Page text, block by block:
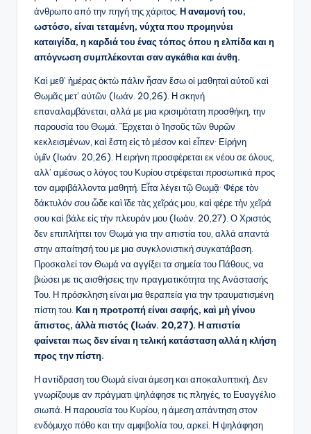
άνθρωπο από την πηγή της χάριτος. Η αναμονή του,
ωστόσο, είναι τεταμένη, νύχτα που προμηνύει
καταιγίδα, η καρδιά του ένας τόπος όπου η ελπίδα και η
απόγνωση συμπλέκονται σαν αγκάθια και άνθη.
Καὶ μεθ’ ἡμέρας ὀκτὼ πάλιν ἦσαν ἔσω οἱ μαθηταὶ αὐτοῦ καὶ
Θωμᾶς μετ’ αὐτῶν (Ιωάν. 20,26). Η σκηνή
επαναλαμβάνεται, αλλά με μια κρισιμότατη προσθήκη, την
παρουσία του Θωμά. Ἔρχεται ὁ Ἰησοῦς τῶν θυρῶν
κεκλεισμένων, καὶ ἔστη εἰς τὸ μέσον καὶ εἶπεν· Εἰρήνη
ὑμῖν (Ιωάν. 20,26). Η ειρήνη προσφέρεται εκ νέου σε όλους,
αλλ’ αμέσως ο λόγος του Κυρίου στρέφεται προσωπικά προς
τον αμφιβάλλοντα μαθητή. Εἶτα λέγει τῷ Θωμᾷ· Φέρε τὸν
δάκτυλόν σου ὧδε καὶ ἴδε τὰς χεῖράς μου, καὶ φέρε τὴν χεῖρά
σου καὶ βάλε εἰς τὴν πλευράν μου (Ιωάν. 20,27). Ο Χριστός
δεν επιπλήττει τον Θωμά για την απιστία του, αλλά απαντά
στην απαίτησή του με μια συγκλονιστική συγκατάβαση.
Προσκαλεί τον Θωμά να αγγίξει τα σημεία του Πάθους, να
βιώσει με τις αισθήσεις την πραγματικότητα της Ανάστασής
Του. Η πρόσκληση είναι μια θεραπεία για την τραυματισμένη
πίστη του. Και η προτροπή είναι σαφής, καὶ μὴ γίνου
ἄπιστος, ἀλλὰ πιστός (Ιωάν. 20,27). Η απιστία
φαίνεται πως δεν είναι η τελική κατάσταση αλλά η κλήση
προς την πίστη.
Η αντίδραση του Θωμά είναι άμεση και αποκαλυπτική. Δεν
γνωρίζουμε αν πράγματι ψηλάφησε τις πληγές, το Ευαγγέλιο
σιωπά. Η παρουσία του Κυρίου, η άμεση απάντηση στον
ενδόμυχο πόθο και την αμφιβολία του, αρκεί. Η ψηλάφηση